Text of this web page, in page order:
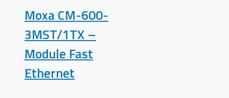
Moxa CM-600-
3MST/1TX –
Module Fast
Ethernet